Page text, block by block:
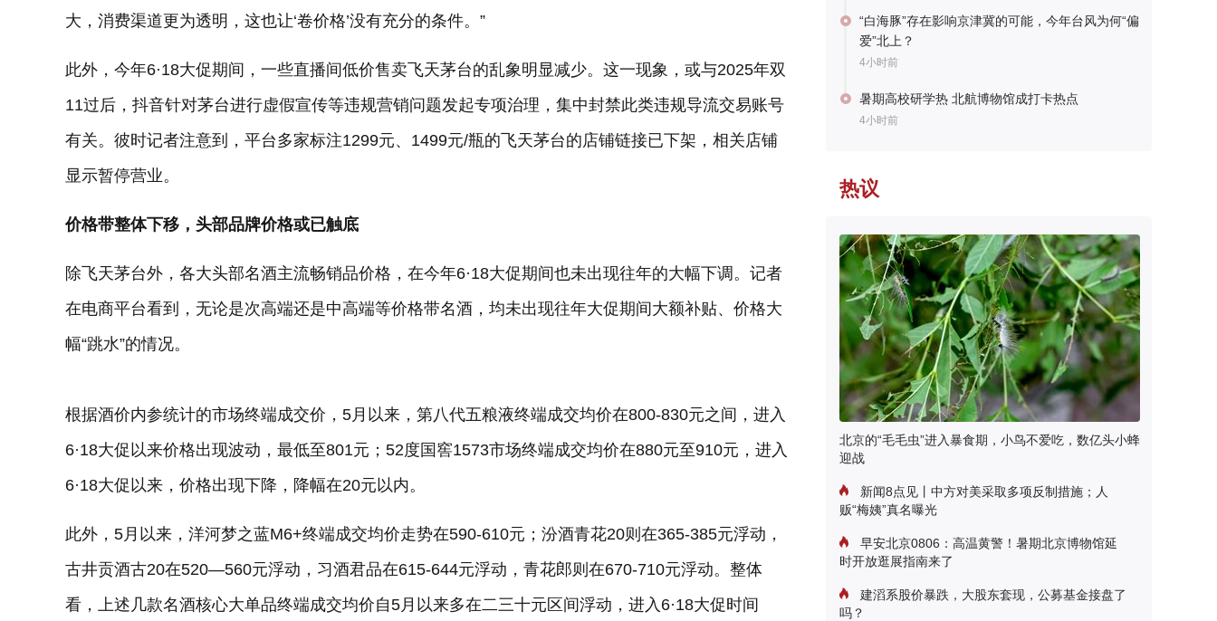
大，消费渠道更为透明，这也让‘卷价格’没有充分的条件。”
此外，今年6·18大促期间，一些直播间低价售卖飞天茅台的乱象明显减少。这一现象，或与2025年双
11过后，抖音针对茅台进行虚假宣传等违规营销问题发起专项治理，集中封禁此类违规导流交易账号
有关。彼时记者注意到，平台多家标注1299元、1499元/瓶的飞天茅台的店铺链接已下架，相关店铺
显示暂停营业。
价格带整体下移，头部品牌价格或已触底
除飞天茅台外，各大头部名酒主流畅销品价格，在今年6·18大促期间也未出现往年的大幅下调。记者
在电商平台看到，无论是次高端还是中高端等价格带名酒，均未出现往年大促期间大额补贴、价格大
幅“跳水”的情况。
根据酒价内参统计的市场终端成交价，5月以来，第八代五粮液终端成交均价在800-830元之间，进入
6·18大促以来价格出现波动，最低至801元；52度国窖1573市场终端成交均价在880元至910元，进入
6·18大促以来，价格出现下降，降幅在20元以内。
此外，5月以来，洋河梦之蓝M6+终端成交均价走势在590-610元；汾酒青花20则在365-385元浮动，
古井贡酒古20在520—560元浮动，习酒君品在615-644元浮动，青花郎则在670-710元浮动。整体
看，上述几款名酒核心大单品终端成交均价自5月以来多在二三十元区间浮动，进入6·18大促时间
“白海豚”存在影响京津冀的可能，今年台风为何“偏
爱”北上？
4小时前
暑期高校研学热 北航博物馆成打卡热点
4小时前
热议
北京的“毛毛虫”进入暴食期，小鸟不爱吃，数亿头小蜂
迎战
新闻8点见丨中方对美采取多项反制措施；人
贩“梅姨”真名曝光
早安北京0806：高温黄警！暑期北京博物馆延
时开放逛展指南来了
建滔系股价暴跌，大股东套现，公募基金接盘了
吗？